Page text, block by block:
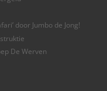
door Jumbo de Jong!
De Werven